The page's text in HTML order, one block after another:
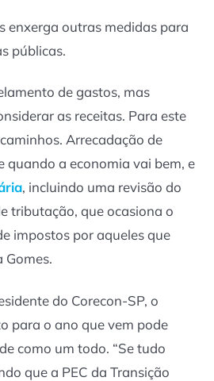
enxerga outras medidas para
públicas.
de gastos, mas
as receitas. Para este
Arrecadação de
quando a economia vai bem, e
, incluindo uma revisão do
tributação, que ocasiona o
impostos por aqueles que
Gomes.
do Corecon-SP, o
para o ano que vem pode
como um todo. “Se tudo
que a PEC da Transição